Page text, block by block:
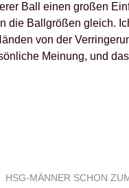
Ball einen großen
die Ballgrößen gleich.
von der
Meinung, und
HSG-MÄNNER SCHON